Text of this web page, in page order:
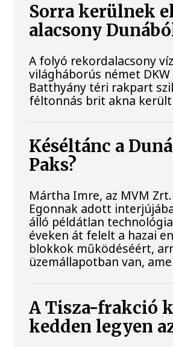
Sorra kerülnek
alacsony
A folyó rekordalacsony
világháborús német
Batthyány téri rakpart
féltonnás brit akna
Késéltánc a
Paks?
Mártha Imre, az MVM
Egonnak adott
álló példátlan
éveken át felelt a hazai
blokkok működéséért,
üzemállapotban van,
A Tisza-frakció
kedden legyen